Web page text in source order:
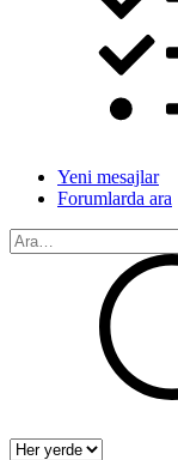
Yeni mesajlar
Forumlarda ara